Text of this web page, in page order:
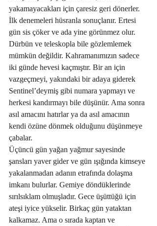
yakamayacakları için çaresiz geri dönerler.
İlk denemeleri hüsranla sonuçlanır. Ertesi
gün sis çöker ve ada yine görünmez olur.
Dürbün ve teleskopla bile gözlemlemek
mümkün değildir. Kahramanımızın sadece
iki günde hevesi kaçmıştır. Bir an için
vazgeçmeyi, yakındaki bir adaya giderek
Sentinel’deymiş gibi numara yapmayı ve
herkesi kandırmayı bile düşünür. Ama sonra
asıl amacını hatırlar ya da asıl amacının
kendi özüne dönmek olduğunu düşünmeye
çabalar.
Üçüncü gün yağan yağmur sayesinde
şansları yaver gider ve gün ışığında kimseye
yakalanmadan adanın etrafında dolaşma
imkanı bulurlar. Gemiye döndüklerinde
sırılsıklam olmuşladır. Gece üşüttüğü için
ateşi iyice yükselir. Birkaç gün yataktan
kalkamaz. Ama o sırada kaptan ve